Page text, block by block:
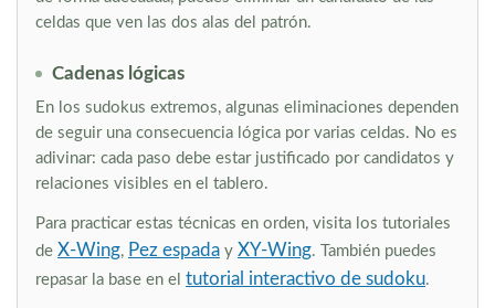
celdas que ven las dos alas del patrón.
Cadenas lógicas
En los sudokus extremos, algunas eliminaciones dependen
de seguir una consecuencia lógica por varias celdas. No es
adivinar: cada paso debe estar justificado por candidatos y
relaciones visibles en el tablero.
Para practicar estas técnicas en orden, visita los tutoriales
de X-Wing, Pez espada y XY-Wing. También puedes
repasar la base en el tutorial interactivo de sudoku.